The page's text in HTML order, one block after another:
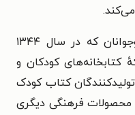
کانون پرورش فکری کودکان و نوجوانان که در سال ۱۳۴۴
کتابخانه‌های کودکان و
تولیدکنندگان کتاب کودک
محصولات فرهنگی دیگری